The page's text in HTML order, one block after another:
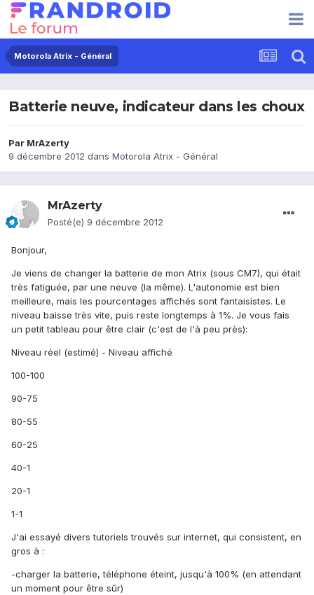
Motorola Atrix - Général
Batterie neuve, indicateur dans les choux
Par MrAzerty
9 décembre 2012 dans Motorola Atrix - Général
MrAzerty
Posté(e) 9 décembre 2012
Bonjour,
Je viens de changer la batterie de mon Atrix (sous CM7), qui était
très fatiguée, par une neuve (la même). L'autonomie est bien
meilleure, mais les pourcentages affichés sont fantaisistes. Le
niveau baisse très vite, puis reste longtemps à 1%. Je vous fais
un petit tableau pour être clair (c'est de l'à peu près):
Niveau réel (estimé) - Niveau affiché
100-100
90-75
80-55
60-25
40-1
20-1
1-1
J'ai essayé divers tutoriels trouvés sur internet, qui consistent, en
gros à :
-charger la batterie, téléphone éteint, jusqu'à 100% (en attendant
un moment pour être sûr)